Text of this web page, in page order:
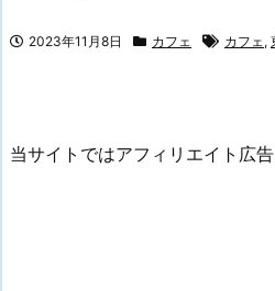
2023年11月8日 カフェ カフェ,
当サイトではアフィリエイト広